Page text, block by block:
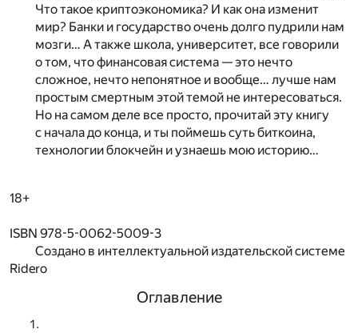
Что такое криптоэкономика? И как она изменит
мир? Банки и государство очень долго пудрили нам
мозги… А также школа, университет, все говорили
о том, что финансовая система — это нечто
сложное, нечто непонятное и вообще… лучше нам
простым смертным этой темой не интересоваться.
Но на самом деле все просто, прочитай эту книгу
с начала до конца, и ты поймешь суть биткоина,
технологии блокчейн и узнаешь мою историю…
18+
ISBN 978-5-0062-5009-3
Создано в интеллектуальной издательской системе
Ridero
Оглавление